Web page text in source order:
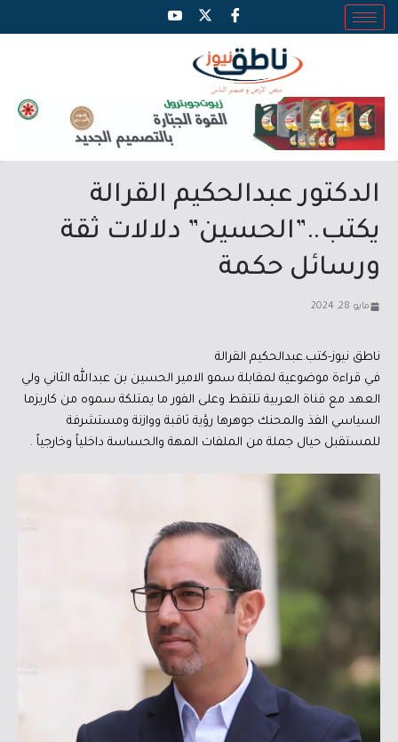
الدكتور عبدالحكيم القرالة
يكتب..”الحسين” دلالات ثقة
ورسائل حكمة
مايو 28, 2024
ناطق نيوز-كتب.عبدالحكيم القرالة
في قراءة موضوعية لمقابلة سمو الامير الحسين بن عبدالله الثاني ولي
العهد مع قناة العربية تلتقط وعلى الفور ما يمتلكة سموه من كاريزما
السياسي الفذ والمحنك جوهرها رؤية ثاقبة ووازنة ومستشرفة
للمستقبل حيال جملة من الملفات المهة والحساسة داخلياً وخارجياً .